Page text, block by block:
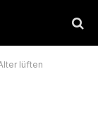
lüften